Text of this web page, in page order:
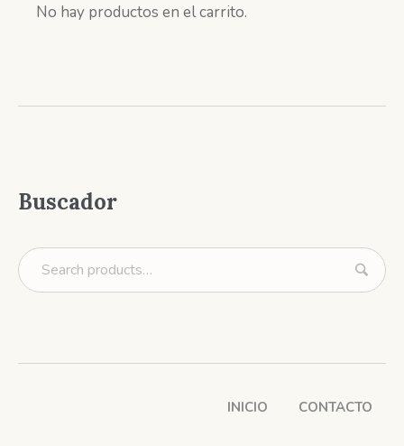
No hay productos en el carrito.
Buscador
INICIO CONTACTO